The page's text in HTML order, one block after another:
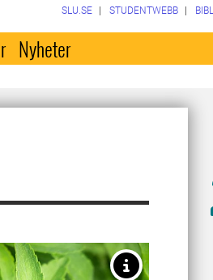
SLU.SE STUDENTWEBB
Nyheter